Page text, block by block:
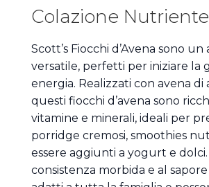
Colazione Nutriente
Scott’s Fiocchi d’Avena sono
versatile, perfetti per iniziare la
energia. Realizzati con avena di
questi fiocchi d’avena sono
vitamine e minerali, ideali per
porridge cremosi, smoothies
essere aggiunti a yogurt e
consistenza morbida e al